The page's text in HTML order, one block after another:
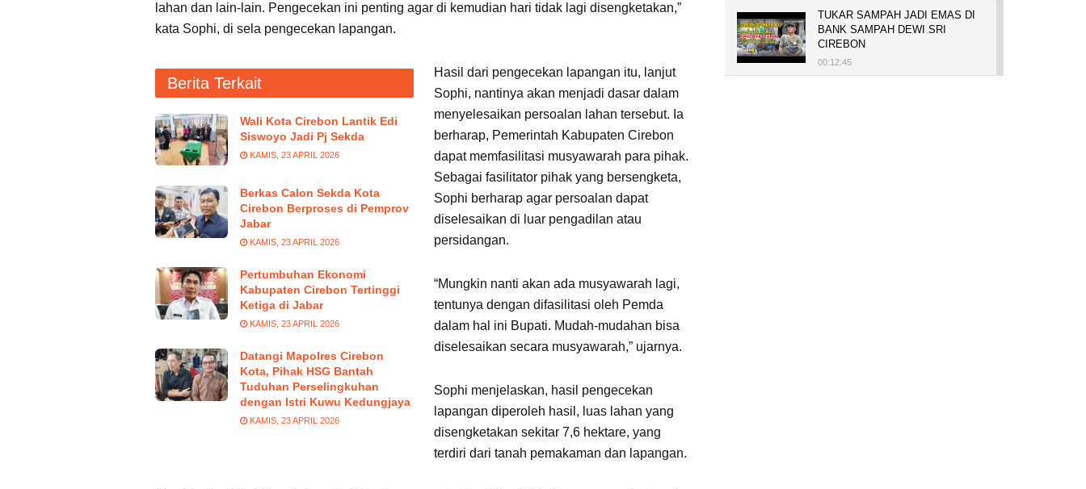
lahan dan lain-lain. Pengecekan ini penting agar di kemudian hari tidak lagi disengketakan,”
kata Sophi, di sela pengecekan lapangan.
Berita Terkait
Wali Kota Cirebon Lantik Edi
Siswoyo Jadi Pj Sekda
KAMIS, 23 APRIL 2026
Berkas Calon Sekda Kota
Cirebon Berproses di Pemprov
Jabar
KAMIS, 23 APRIL 2026
Pertumbuhan Ekonomi
Kabupaten Cirebon Tertinggi
Ketiga di Jabar
KAMIS, 23 APRIL 2026
Datangi Mapolres Cirebon
Kota, Pihak HSG Bantah
Tuduhan Perselingkuhan
dengan Istri Kuwu Kedungjaya
KAMIS, 23 APRIL 2026
Hasil dari pengecekan lapangan itu, lanjut
Sophi, nantinya akan menjadi dasar dalam
menyelesaikan persoalan lahan tersebut. Ia
berharap, Pemerintah Kabupaten Cirebon
dapat memfasilitasi musyawarah para pihak.
Sebagai fasilitator pihak yang bersengketa,
Sophi berharap agar persoalan dapat
diselesaikan di luar pengadilan atau
persidangan.
“Mungkin nanti akan ada musyawarah lagi,
tentunya dengan difasilitasi oleh Pemda
dalam hal ini Bupati. Mudah-mudahan bisa
diselesaikan secara musyawarah,” ujarnya.
Sophi menjelaskan, hasil pengecekan
lapangan diperoleh hasil, luas lahan yang
disengketakan sekitar 7,6 hektare, yang
terdiri dari tanah pemakaman dan lapangan.
TUKAR SAMPAH JADI EMAS DI
BANK SAMPAH DEWI SRI
CIREBON
00:12:45